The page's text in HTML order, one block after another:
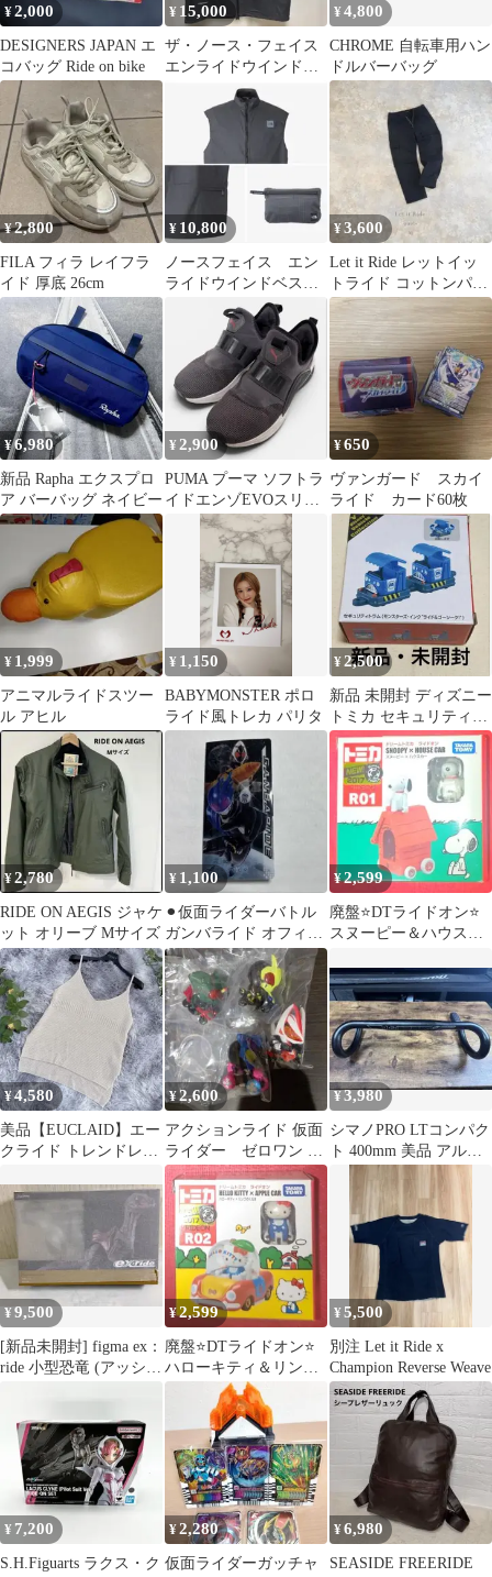
¥2,000
DESIGNERS JAPAN エ
コバッグ Ride on bike
¥ 15,000
ザ・ノース・フェイス
エンライドウインドベ
スト NP22562 K ブラッ
¥4,800
CHROME 自転車用ハン
ドルバーバッグ
¥2,800
FILA フィラ レイフラ
イド 厚底 26cm
¥ 10,800
ノースフェイス エン
ライドウインドベス
ト ブラック Lサイ
¥3,600
Let it Ride レットイッ
トライド コットンパン
ツ ネイビー M 日本製
¥6,980
新品 Rapha エクスプロ
ア バーバッグ ネイビー
¥2,900
PUMA プーマ ソフトラ
イドエンゾEVOスリッ
ポン 22.5 グレースニー
¥650
ヴァンガード スカイ
ライド カード60枚
¥ 1,999
アニマルライドスツー
ル アヒル
¥ 1,150
BABYMONSTER ポロ
ライド風トレカ パリタ
¥2,500
新品 未開封 ディズニー
トミカ セキュリティト
ラム モンスターズイン
ク ライド
¥2,780
RIDE ON AEGIS ジャケ
ット オリーブ Mサイズ
¥ 1,100
⚫︎仮面ライダーバトル
ガンバライド オフィシ
ャルミニカードホルダ
ー/カードケース
¥2,599
廃盤⭐️DTライドオン⭐️
スヌーピー＆ハウスカ
¥4,580
美品【EUCLAID】エー
クライド トレンドレイ
ールM～L
¥2,600
アクションライド 仮面
ライダー ゼロワン &
アマゾン&ギーツ&ガヴ
セット
¥3,980
シマノPRO LTコンパク
ト 400mm 美品 アルミ
ドロップハンドル
¥9,500
[新品未開封] figma ex：
ride 小型恐竜 (アッシ
¥2,599
廃盤⭐️DTライドオン⭐️
ハローキティ＆リンゴ
のくるま
¥5,500
別注 Let it Ride x
Champion Reverse Weave
¥ 7,200
S.H.Figuarts ラクス・ク
¥2,280
仮面ライダーガッチャ
¥6,980
SEASIDE FREERIDE